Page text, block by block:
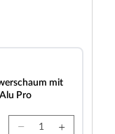
Max Alu Pro
mit
Pro